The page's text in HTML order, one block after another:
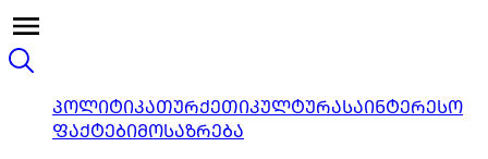
ᲞᲝᲚᲘᲢᲘᲙᲐᲗᲣᲠᲥᲔᲗᲘᲙᲣᲚᲢᲣᲠᲐᲡᲐᲘᲜᲢᲔᲠᲔᲡᲝ
ᲤᲐᲥᲢᲔᲑᲘᲛᲝᲡᲐᲖᲠᲔᲑᲐ